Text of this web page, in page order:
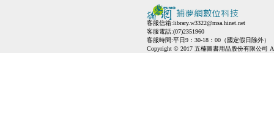
客服信箱:library.w3322@msa.hinet.net
客服電話:(07)2351960
客服時間:平日9：30-18：00（國定假日除外）
Copyright © 2017 五楠圖書用品股份有限公司